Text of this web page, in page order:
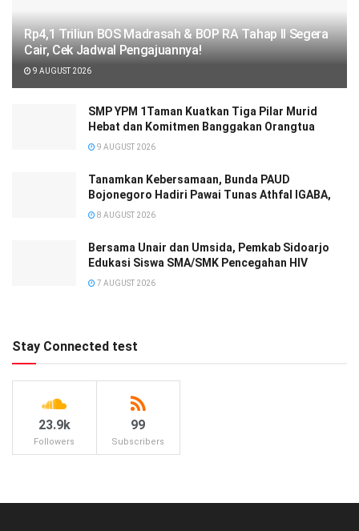
Rp4,1 Triliun BOS Madrasah & BOP RA Tahap II Segera
Cair, Cek Jadwal Pengajuannya!
9 AUGUST 2026
SMP YPM 1Taman Kuatkan Tiga Pilar Murid
Hebat dan Komitmen Banggakan Orangtua
9 AUGUST 2026
Tanamkan Kebersamaan, Bunda PAUD
Bojonegoro Hadiri Pawai Tunas Athfal IGABA,
8 AUGUST 2026
Bersama Unair dan Umsida, Pemkab Sidoarjo
Edukasi Siswa SMA/SMK Pencegahan HIV
7 AUGUST 2026
Stay Connected test
23.9k
Followers
99
Subscribers